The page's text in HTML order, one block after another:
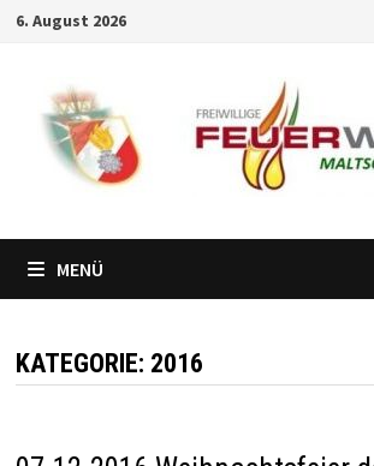
Zum
springen
6. August 2026
MENÜ
KATEGORIE: 2016